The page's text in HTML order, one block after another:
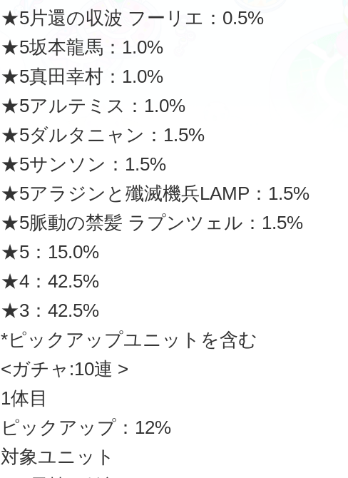
★5片還の収波 フーリエ：0.5%
★5坂本龍馬：1.0%
★5真田幸村：1.0%
★5アルテミス：1.0%
★5ダルタニャン：1.5%
★5サンソン：1.5%
★5アラジンと殲滅機兵LAMP：1.5%
★5脈動の禁髪 ラプンツェル：1.5%
★5：15.0%
★4：42.5%
★3：42.5%
*ピックアップユニットを含む
<ガチャ:10連 >
1体目
ピックアップ：12%
対象ユニット